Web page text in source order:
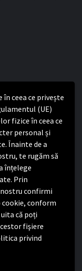
ceea ce privește
(UE)
fizice în ceea ce
personal și
Înainte de a
te rugăm să
înțelege
Prin
confirmi
conform
că poți
fişiere
privind
Regulamentului